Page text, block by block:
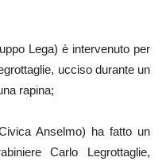
Lega) è intervenuto per
ucciso durante un
rapina;
Anselmo) ha fatto un
Carlo Legrottaglie,